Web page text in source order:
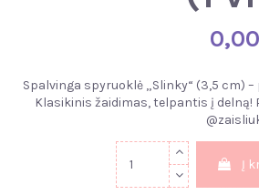
Spalvinga spyruoklė „Slinky“ (3,5 cm)
Klasikinis žaidimas, telpantis į delną!
Į